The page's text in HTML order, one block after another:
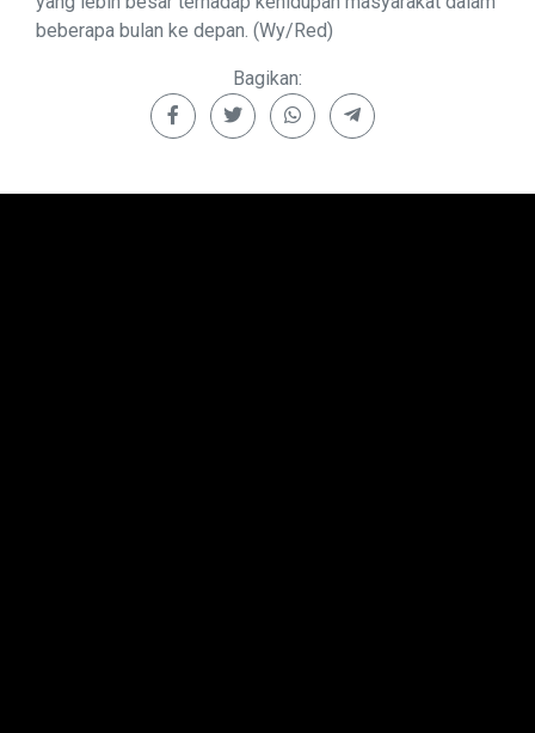
beberapa bulan ke depan. (Wy/Red)
Bagikan: